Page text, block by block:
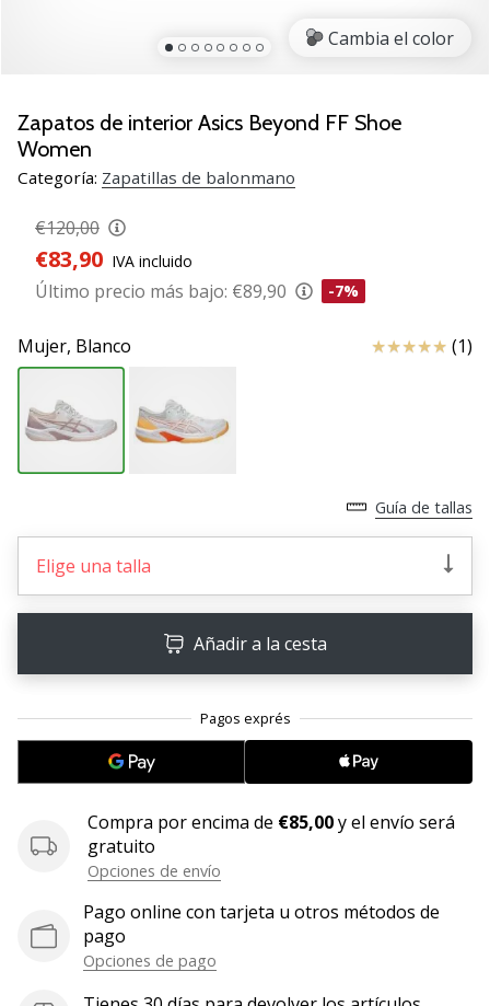
Accelerate
NITRO
SQD
5!
las
actualizaciones
técnicas
•
2 min. de lectura
¡Conviértete
Weplayhandball!
¿Te
consideras
¡Te
en
nuestro
Mostrar
todos
artículos
Cambia el color
Zapatos de interior Asics Beyond FF Shoe
Women
Categoría: Zapatillas de balonmano
€120,00
€83,90 IVA incluido
Último precio más bajo: €89,90 -7%
Mujer, Blanco Reseña (1)
Guía de tallas
Elige una talla
Añadir a la cesta
Compra por encima de €85,00y el envío será
gratuito
Opciones de envío
Pago online con tarjeta u otros métodos de
pago
Opciones de pago